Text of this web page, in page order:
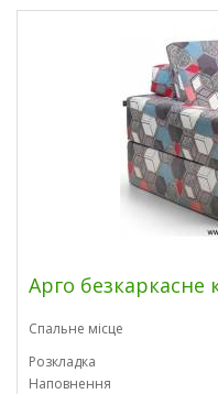
Арго безкаркасне
Спальне місце
Розкладка
Наповнення